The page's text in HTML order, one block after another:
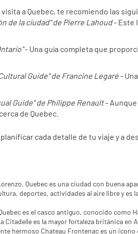
a Quebec, te recomiendo las
de la ciudad" de Pierre Lahoud - Este
- Una guía completa que
Guide" de Francine Legaré -
Guide" de Philippe Renault - Aunque
de Quebec.
cada detalle de tu viaje y a
Quebec es una ciudad con buena
deportes, actividades al aire libre y
es el casco antiguo, conocido
es la mayor fortaleza británica en
hermoso Chateau Frontenac es un